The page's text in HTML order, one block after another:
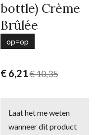
bottle) Crème
Brûlée
op=op
€ 6,21€ 10,35
Laat het me weten
wanneer dit product